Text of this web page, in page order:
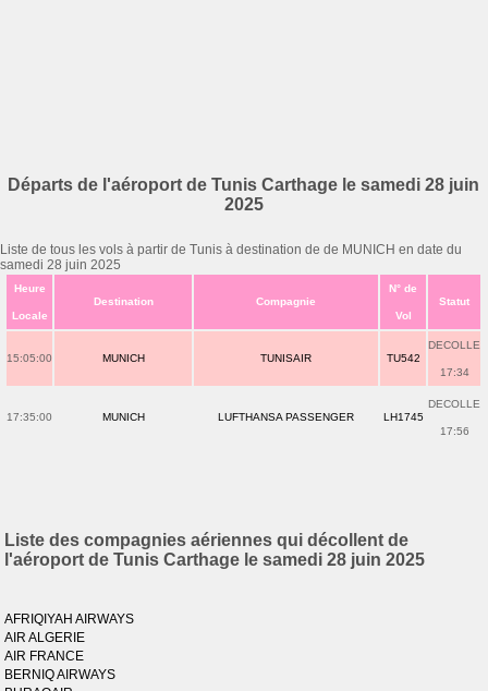
Départs de l'aéroport de Tunis Carthage le samedi 28 juin
2025
Liste de tous les vols à partir de Tunis à destination de de MUNICH en date du
samedi 28 juin 2025
Heure
Locale
Destination Compagnie
N° de
Vol
Statut
15:05:00 MUNICH TUNISAIR TU542
DECOLLE
17:34
17:35:00 MUNICH LUFTHANSA PASSENGER LH1745
DECOLLE
17:56
Liste des compagnies aériennes qui décollent de
l'aéroport de Tunis Carthage le samedi 28 juin 2025
AFRIQIYAH AIRWAYS
AIR ALGERIE
AIR FRANCE
BERNIQ AIRWAYS